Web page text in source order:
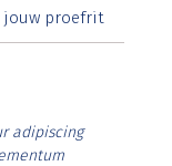
rutrum lorem
jouw proefrit
adipiscing